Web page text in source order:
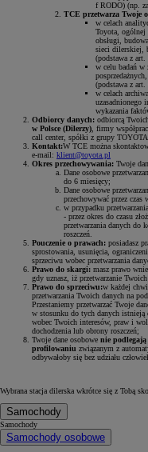
f RODO) (np.
TCE przetwarza Twoje
w celach
Toyota,
obsługi,
sieci dilerskiej,
(podstawa z
w celu badań w
(podstawa z
w celach
uzasadnionego
wykazania
Odbiorcy danych: odbiorcą
w Polsce (Dilerzy) , firmy
call center, spółki z grupy
Kontakt:W TCE można
e-mail: klient@toyota.pl
Okres przechowywania: Twoje
Dane osobowe
do 6 miesięcy;
Dane osobowe
przechowywać przez czas
w przypadku
- przez okres do czasu
przetwarzania danych do
roszczeń.
Pouczenie o prawach: posiadasz
sprostowania, usunięcia,
sprzeciwu wobec przetwarzania
Prawo do skargi: masz prawo
gdy uznasz, iż przetwarzanie
Prawo do sprzeciwu:w każdej
przetwarzania Twoich danych na
Przestaniemy przetwarzać Twoje
w stosunku do tych danych istnieją
wobec Twoich interesów, praw i
dochodzenia lub obrony roszczeń;
Twoje dane osobowe nie
profilowaniu związanym z
odbywałoby się bez udziału
Wybrana stacja dilerska wkrótce się z Tobą
Samochody
Samochody
Samochody osobowe